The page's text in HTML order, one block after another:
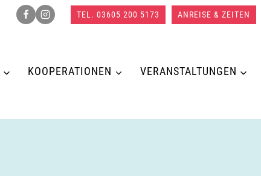
TEL. 03605 200 5173 ANREISE & ZEITEN
KOOPERATIONEN VERANSTALTUNGEN